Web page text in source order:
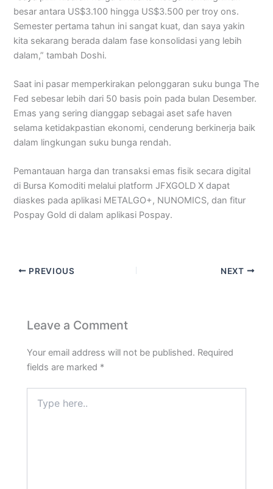
besar antara US$3.100 hingga US$3.500 per troy ons.
Semester pertama tahun ini sangat kuat, dan saya yakin
kita sekarang berada dalam fase konsolidasi yang lebih
dalam,” tambah Doshi.
Saat ini pasar memperkirakan pelonggaran suku bunga The
Fed sebesar lebih dari 50 basis poin pada bulan Desember.
Emas yang sering dianggap sebagai aset safe haven
selama ketidakpastian ekonomi, cenderung berkinerja baik
dalam lingkungan suku bunga rendah.
Pemantauan harga dan transaksi emas fisik secara digital
di Bursa Komoditi melalui platform JFXGOLD X dapat
diaskes pada aplikasi METALGO+, NUNOMICS, dan fitur
Pospay Gold di dalam aplikasi Pospay.
PREVIOUS NEXT
Leave a Comment
Your email address will not be published. Required
fields are marked *
here..